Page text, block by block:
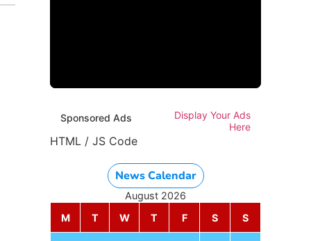
Sponsored Ads
Display Your Ads
Here
HTML / JS Code
News Calendar
August 2026
M
T W T F S S